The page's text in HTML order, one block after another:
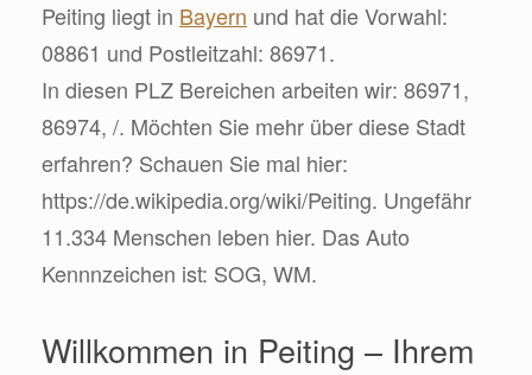
Peiting liegt in Bayern und hat die Vorwahl:
08861 und Postleitzahl: 86971.
In diesen PLZ Bereichen arbeiten wir: 86971,
86974, /. Möchten Sie mehr über diese Stadt
erfahren? Schauen Sie mal hier:
https://de.wikipedia.org/wiki/Peiting. Ungefähr
11.334 Menschen leben hier. Das Auto
Kennnzeichen ist: SOG, WM.
Willkommen in Peiting – Ihrem